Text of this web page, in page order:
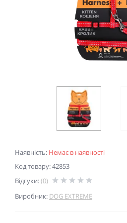
Наявність: Немає в наявності
Код товару: 42853
Відгуки:(0)
Виробник: DOG EXTREME